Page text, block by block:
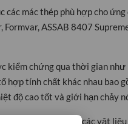
các mác thép phù hợp cho
Formvar, ASSAB 8407
kiểm chứng qua thời gian
hợp tính chất khác nhau bao
độ cao tốt và giới hạn chảy
cấp đáng kể so với các vật